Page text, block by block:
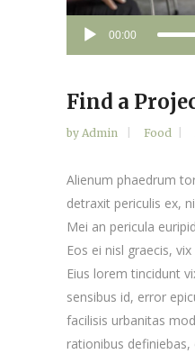
Audio
00:00
Find a
by Admin Food
Alienum phaedrum
detraxit periculis ex,
Mei an pericula
Eos ei nisl graecis,
Eius lorem tincidunt
sensibus id, error
facilisis urbanitas
rationibus